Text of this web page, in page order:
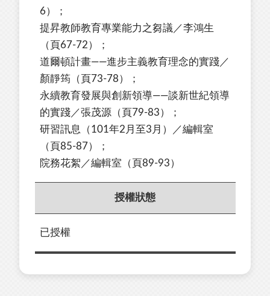
6）；
提昇教師教育專業能力之芻議／李鴻生
（頁67-72）；
道爾頓計畫——進步主義教育理念的實踐／
顏靜筠（頁73-78）；
永續教育發展與創新領導——談新世紀領導
的實踐／張茂源（頁79-83）；
研習訊息（101年2月至3月）／編輯室
（頁85-87）；
院務花絮／編輯室（頁89-93）
授權狀態
已授權